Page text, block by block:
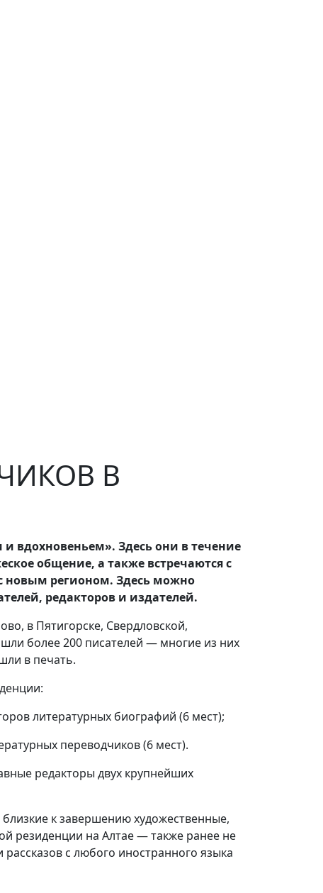
В
вдохновеньем». Здесь они в течение
общение, а также встречаются с
новым регионом. Здесь можно
редакторов и издателей.
в Пятигорске, Свердловской,
более 200 писателей — многие из них
в печать.
литературных биографий (6 мест);
переводчиков (6 мест).
редакторы двух крупнейших
к завершению художественные,
резиденции на Алтае — также ранее не
с любого иностранного языка